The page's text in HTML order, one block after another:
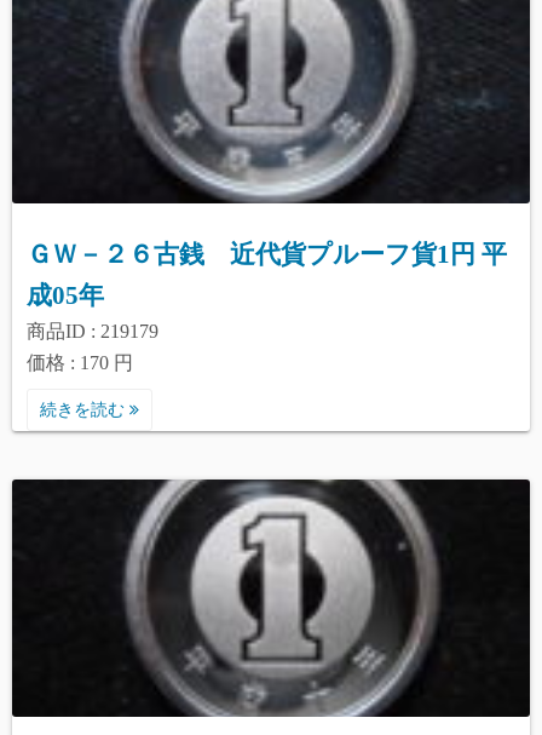
ＧＷ－２６古銭 近代貨プルーフ貨1円 平
成05年
商品ID : 219179
価格 : 170 円
続きを読む